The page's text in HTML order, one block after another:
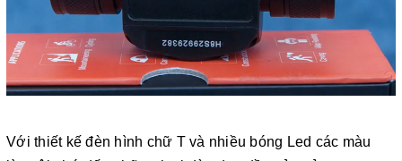
Với thiết kế đèn hình chữ T và nhiều bóng Led các màu